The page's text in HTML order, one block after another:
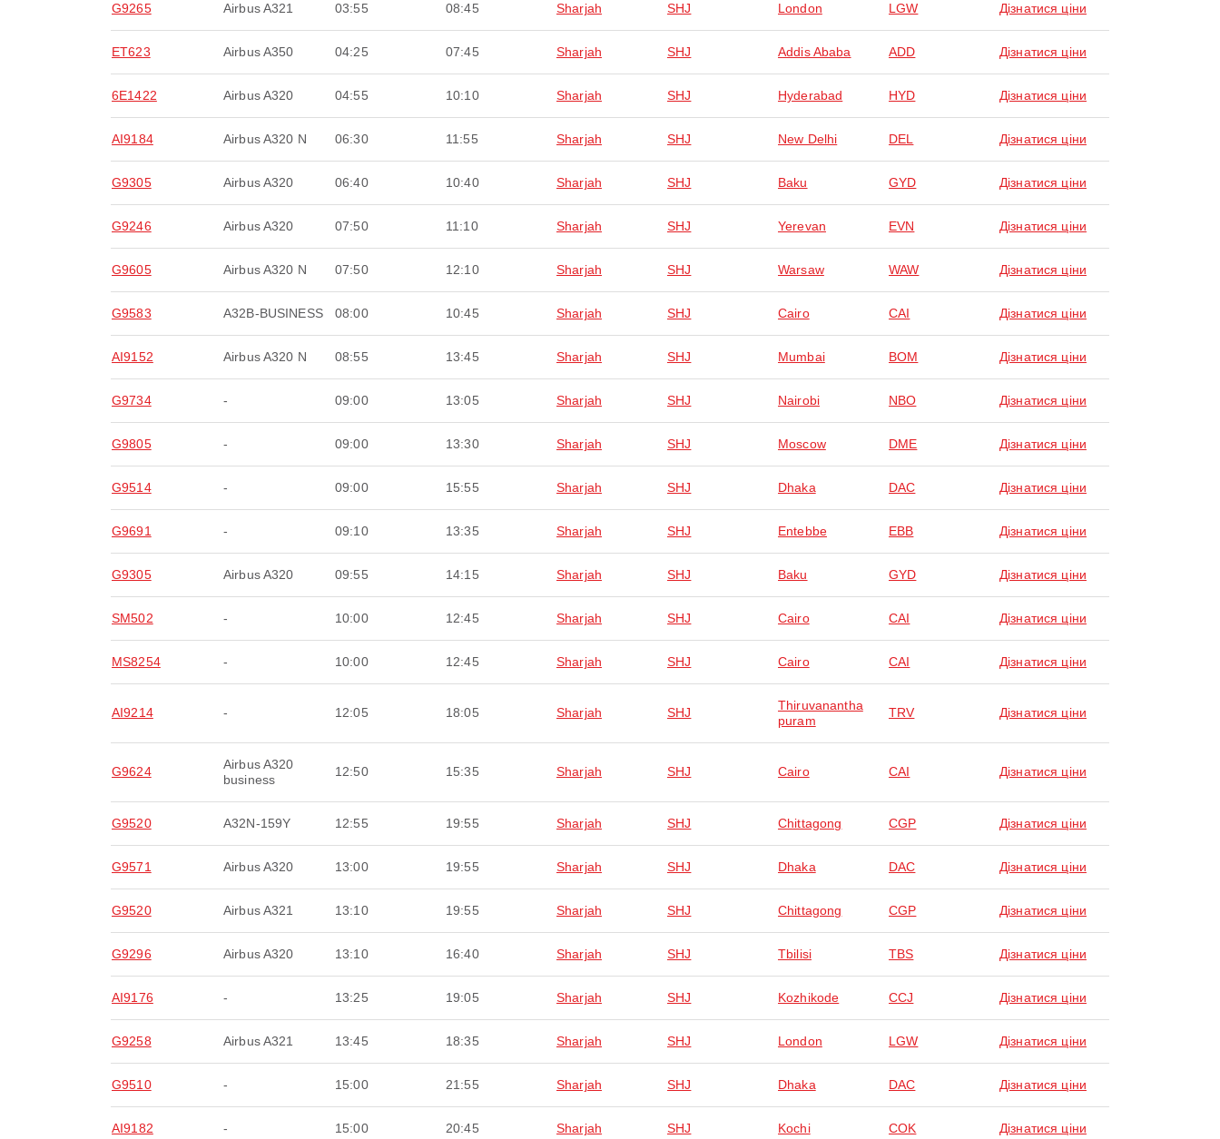
G9265 Airbus A321 03:55 08:45 Sharjah SHJ London LGW Дізнатися ціни
ET623 Airbus A350 04:25 07:45 Sharjah SHJ Addis Ababa ADD Дізнатися ціни
6E1422 Airbus A320 04:55 10:10 Sharjah SHJ Hyderabad HYD Дізнатися ціни
AI9184 Airbus A320 N 06:30 11:55 Sharjah SHJ New Delhi DEL Дізнатися ціни
G9305 Airbus A320 06:40 10:40 Sharjah SHJ Baku GYD Дізнатися ціни
G9246 Airbus A320 07:50 11:10 Sharjah SHJ Yerevan EVN Дізнатися ціни
G9605 Airbus A320 N 07:50 12:10 Sharjah SHJ Warsaw WAW Дізнатися ціни
G9583 A32B-BUSINESS 08:00 10:45 Sharjah SHJ Cairo CAI Дізнатися ціни
AI9152 Airbus A320 N 08:55 13:45 Sharjah SHJ Mumbai BOM Дізнатися ціни
G9734 - 09:00 13:05 Sharjah SHJ Nairobi NBO Дізнатися ціни
G9805 - 09:00 13:30 Sharjah SHJ Moscow DME Дізнатися ціни
G9514 - 09:00 15:55 Sharjah SHJ Dhaka DAC Дізнатися ціни
G9691 - 09:10 13:35 Sharjah SHJ Entebbe EBB Дізнатися ціни
G9305 Airbus A320 09:55 14:15 Sharjah SHJ Baku GYD Дізнатися ціни
SM502 - 10:00 12:45 Sharjah SHJ Cairo CAI Дізнатися ціни
MS8254 - 10:00 12:45 Sharjah SHJ Cairo CAI Дізнатися ціни
AI9214 - 12:05 18:05 Sharjah SHJ
Thiruvanantha
puram
TRV Дізнатися ціни
G9624
Airbus A320
business
12:50 15:35 Sharjah SHJ Cairo CAI Дізнатися ціни
G9520 A32N-159Y 12:55 19:55 Sharjah SHJ Chittagong CGP Дізнатися ціни
G9571 Airbus A320 13:00 19:55 Sharjah SHJ Dhaka DAC Дізнатися ціни
G9520 Airbus A321 13:10 19:55 Sharjah SHJ Chittagong CGP Дізнатися ціни
G9296 Airbus A320 13:10 16:40 Sharjah SHJ Tbilisi TBS Дізнатися ціни
AI9176 - 13:25 19:05 Sharjah SHJ Kozhikode CCJ Дізнатися ціни
G9258 Airbus A321 13:45 18:35 Sharjah SHJ London LGW Дізнатися ціни
G9510 - 15:00 21:55 Sharjah SHJ Dhaka DAC Дізнатися ціни
AI9182 - 15:00 20:45 Sharjah SHJ Kochi COK Дізнатися ціни